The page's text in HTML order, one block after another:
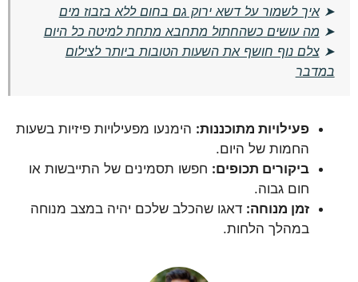
➤איך לשמור על דשא ירוק גם בחום ללא בזבוז מים
➤ מה עושים כשהחתול מתחבא מתחת למיטה כל היום
➤צלם נוף חושף את השעות הטובות ביותר לצילום
במדבר
פעילויות מתוכננות: הימנעו מפעילויות פיזיות בשעות
החמות של היום.
ביקורים תכופים: חפשו תסמינים של התייבשות או
חום גבוה.
זמן מנוחה: דאגו שהכלב שלכם יהיה במצב מנוחה
במהלך הלחות.